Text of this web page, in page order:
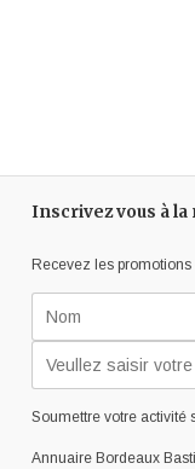
Inscrivez vous à
Recevez les
Soumettre votre activité
Annuaire Bordeaux